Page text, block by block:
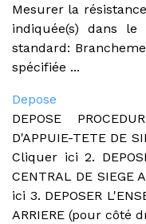
Mesurer la
indiquée(s) dans le
standard:
spécifiée ...
Depose
DEPOSE
D'APPUIE-TETE DE
Cliquer ici 2.
CENTRAL DE SIEGE
ici 3. DEPOSER
ARRIERE (pour côté